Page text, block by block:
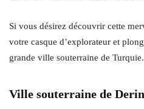
Si vous désirez découvrir cette
votre casque d’explorateur et
grande ville souterraine de Turquie.
Ville souterraine de